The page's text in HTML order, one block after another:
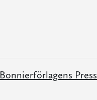
Bonnierförlagens Press